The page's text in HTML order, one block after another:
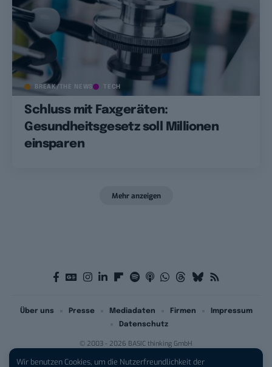
Wir benutzen Cookies, um die Nutzerfreundlichkeit der
BREAK/THE NEWS TECH
Schluss mit Faxgeräten:
Gesundheitsgesetz soll Millionen
einsparen
Mehr anzeigen
© 2003 - 2026 BASIC thinking GmbH
Über uns Presse Mediadaten Firmen
Impressum
Datenschutz